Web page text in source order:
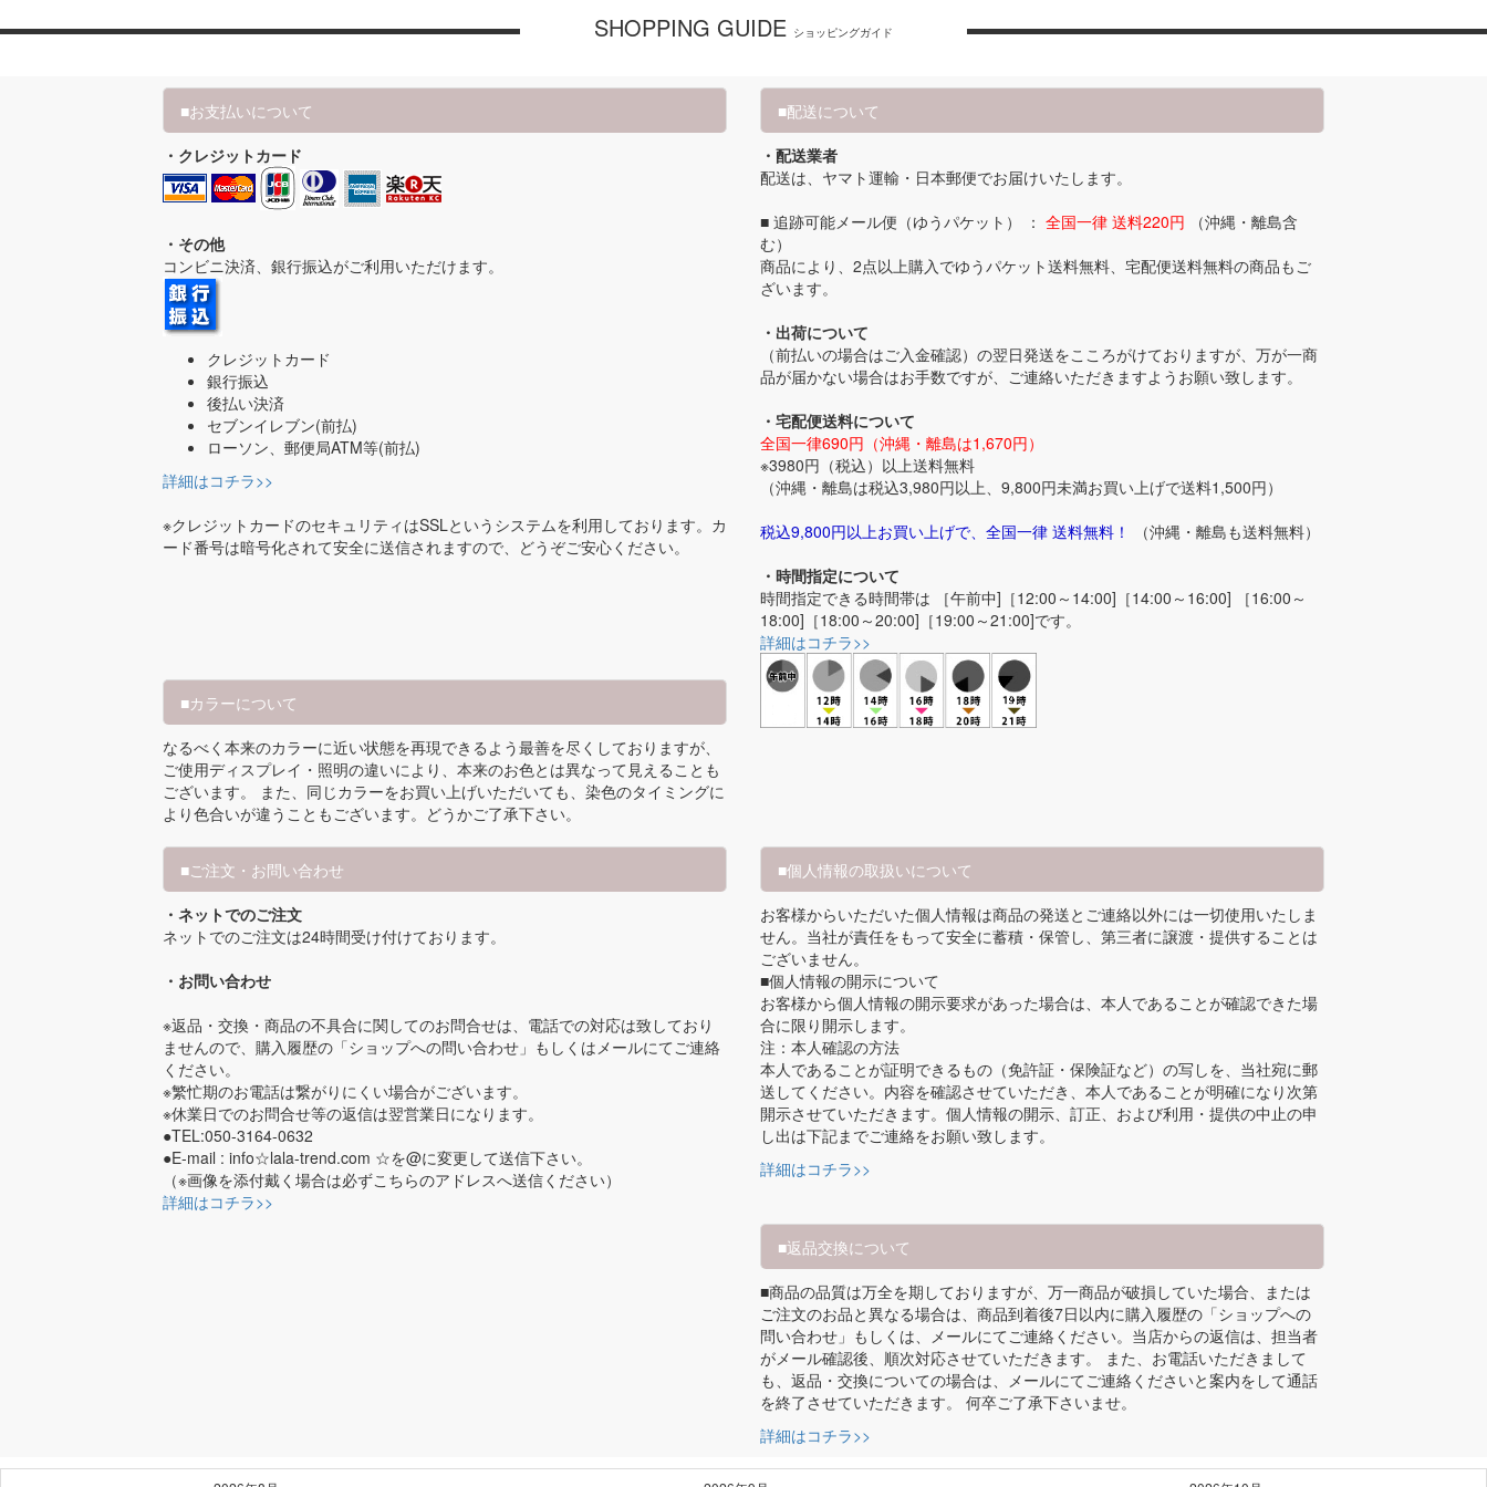
SHOPPING GUIDE ショッピングガイド
■お支払いについて
・クレジットカード
・その他
コンビニ決済、銀行振込がご利用いただけます。
クレジットカード
銀行振込
後払い決済
セブンイレブン(前払)
ローソン、郵便局ATM等(前払)
詳細はコチラ>>
※クレジットカードのセキュリティはSSLというシステムを利用しております。カ
ード番号は暗号化されて安全に送信されますので、どうぞご安心ください。
■カラーについて
なるべく本来のカラーに近い状態を再現できるよう最善を尽くしておりますが、
ご使用ディスプレイ・照明の違いにより、本来のお色とは異なって見えることも
ございます。 また、同じカラーをお買い上げいただいても、染色のタイミングに
より色合いが違うこともございます。どうかご了承下さい。
■配送について
・配送業者
配送は、ヤマト運輸・日本郵便でお届けいたします。
■ 追跡可能メール便（ゆうパケット） ： 全国一律 送料220円
（沖縄・離島含
む）
商品により、2点以上購入でゆうパケット送料無料、宅配便送料無料の商品もご
ざいます。
・出荷について
（前払いの場合はご入金確認）の翌日発送をこころがけておりますが、万が一商
品が届かない場合はお手数ですが、ご連絡いただきますようお願い致します。
・宅配便送料について
全国一律690円（沖縄・離島は1,670円）
※3980円（税込）以上送料無料
（沖縄・離島は税込3,980円以上、9,800円未満お買い上げで送料1,500円）
税込9,800円以上お買い上げで、全国一律 送料無料！
（沖縄・離島も送料無料）
・時間指定について
時間指定できる時間帯は ［午前中]［12:00～14:00]［14:00～16:00] ［16:00～
18:00]［18:00～20:00]［19:00～21:00]です。
詳細はコチラ>>
■ご注文・お問い合わせ
・ネットでのご注文
ネットでのご注文は24時間受け付けております。
・お問い合わせ
※返品・交換・商品の不具合に関してのお問合せは、電話での対応は致しており
ませんので、購入履歴の「ショップへの問い合わせ」もしくはメールにてご連絡
ください。
※繁忙期のお電話は繋がりにくい場合がございます。
※休業日でのお問合せ等の返信は翌営業日になります。
●TEL:050-3164-0632
●E-mail : info☆lala-trend.com ☆を@に変更して送信下さい。
（※画像を添付戴く場合は必ずこちらのアドレスへ送信ください）
詳細はコチラ>>
■個人情報の取扱いについて
お客様からいただいた個人情報は商品の発送とご連絡以外には一切使用いたしま
せん。当社が責任をもって安全に蓄積・保管し、第三者に譲渡・提供することは
ございません。
■個人情報の開示について
お客様から個人情報の開示要求があった場合は、本人であることが確認できた場
合に限り開示します。
注：本人確認の方法
本人であることが証明できるもの（免許証・保険証など）の写しを、当社宛に郵
送してください。内容を確認させていただき、本人であることが明確になり次第
開示させていただきます。個人情報の開示、訂正、および利用・提供の中止の申
し出は下記までご連絡をお願い致します。
詳細はコチラ>>
■返品交換について
■商品の品質は万全を期しておりますが、万一商品が破損していた場合、または
ご注文のお品と異なる場合は、商品到着後7日以内に購入履歴の「ショップへの
問い合わせ」もしくは、メールにてご連絡ください。当店からの返信は、担当者
がメール確認後、順次対応させていただきます。 また、お電話いただきまして
も、返品・交換についての場合は、メールにてご連絡くださいと案内をして通話
を終了させていただきます。 何卒ご了承下さいませ。
詳細はコチラ>>